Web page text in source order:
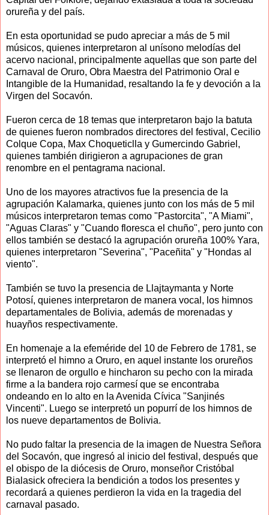
orureña y del país.
En esta oportunidad se pudo apreciar a más de 5 mil
músicos, quienes interpretaron al unísono melodías del
acervo nacional, principalmente aquellas que son parte del
Carnaval de Oruro, Obra Maestra del Patrimonio Oral e
Intangible de la Humanidad, resaltando la fe y devoción a la
Virgen del Socavón.
Fueron cerca de 18 temas que interpretaron bajo la batuta
de quienes fueron nombrados directores del festival, Cecilio
Colque Copa, Max Choqueticlla y Gumercindo Gabriel,
quienes también dirigieron a agrupaciones de gran
renombre en el pentagrama nacional.
Uno de los mayores atractivos fue la presencia de la
agrupación Kalamarka, quienes junto con los más de 5 mil
músicos interpretaron temas como "Pastorcita", "A Miami",
"Aguas Claras" y "Cuando floresca el chuño", pero junto con
ellos también se destacó la agrupación orureña 100% Yara,
quienes interpretaron "Severina", "Paceñita" y "Hondas al
viento".
También se tuvo la presencia de Llajtaymanta y Norte
Potosí, quienes interpretaron de manera vocal, los himnos
departamentales de Bolivia, además de morenadas y
huayños respectivamente.
En homenaje a la efeméride del 10 de Febrero de 1781, se
interpretó el himno a Oruro, en aquel instante los orureños
se llenaron de orgullo e hincharon su pecho con la mirada
firme a la bandera rojo carmesí que se encontraba
ondeando en lo alto en la Avenida Cívica "Sanjinés
Vincenti". Luego se interpretó un popurrí de los himnos de
los nueve departamentos de Bolivia.
No pudo faltar la presencia de la imagen de Nuestra Señora
del Socavón, que ingresó al inicio del festival, después que
el obispo de la diócesis de Oruro, monseñor Cristóbal
Bialasick ofreciera la bendición a todos los presentes y
recordará a quienes perdieron la vida en la tragedia del
carnaval pasado.